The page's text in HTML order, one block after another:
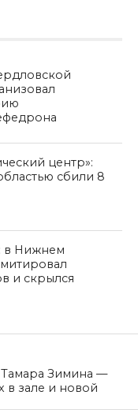
центр»:
сбили 8
в Нижнем
и скрылся
Зимина —
в зале и новой